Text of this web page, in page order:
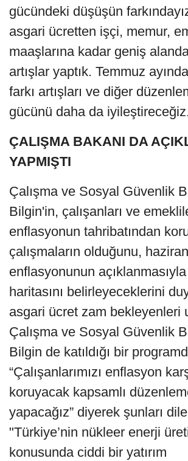
gücündeki düşüşün
asgari ücretten işçi, memur,
maaşlarına kadar geniş
artışlar yaptık. Temmuz
farkı artışları ve diğer
gücünü daha da
ÇALIŞMA BAKANI DA
YAPMIŞTI
Çalışma ve Sosyal Güvenlik
Bilgin'in, çalışanları ve
enflasyonun tahribatından
çalışmaların olduğunu, haziran
enflasyonunun açıklanmasıyla
haritasını belirleyeceklerini
asgari ücret zam bekleyenleri
Çalışma ve Sosyal Güvenlik
Bilgin de katıldığı bir
“Çalışanlarımızı enflasyon
koruyacak kapsamlı
yapacağız” diyerek şunları
"Türkiye’nin nükleer enerji
konusunda ciddi bir yatırım